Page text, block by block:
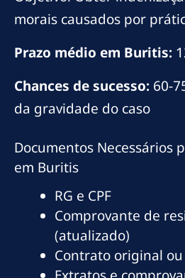
morais causados por
Prazo médio em Buritis:
Chances de sucesso: 60-
da gravidade do caso
Documentos Necessários
em Buritis
RG e CPF
Comprovante de
(atualizado)
Contrato original ou